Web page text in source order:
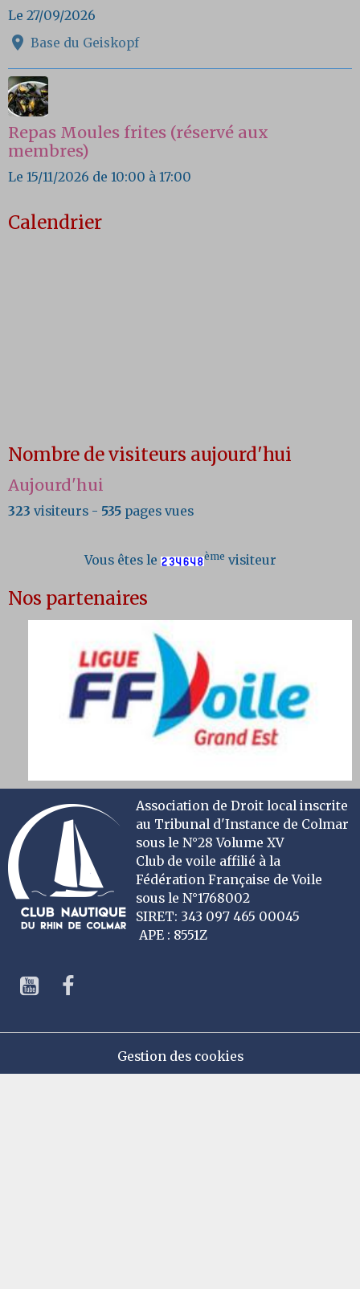
Le 27/09/2026
Base du Geiskopf
Repas Moules frites (réservé aux
membres)
Le 15/11/2026 de 10:00 à 17:00
Calendrier
Nombre de visiteurs aujourd'hui
Aujourd'hui
323 visiteurs - 535 pages vues
Vous êtes le ème visiteur
Nos partenaires
Association de Droit local inscrite
au Tribunal d'Instance de Colmar
sous le N°28 Volume XV
Club de voile affilié à la
Fédération Française de Voile
sous le N°1768002
SIRET: 343 097 465 00045
APE : 8551Z
Gestion des cookies